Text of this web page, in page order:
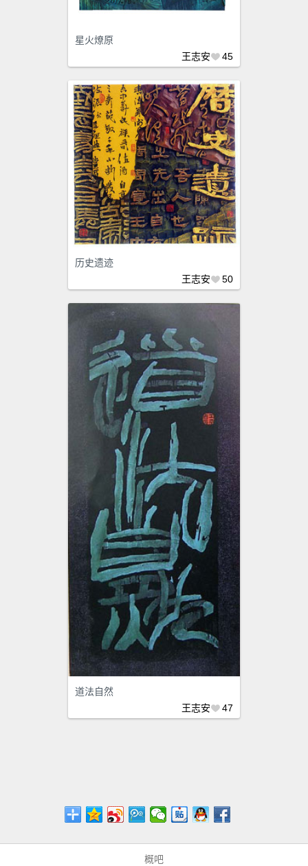
星火燎原
王志安
45
历史遗迹
王志安
50
道法自然
王志安
47
概吧